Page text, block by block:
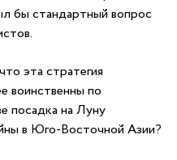
бы стандартный вопрос
эта стратегия
воинственны по
посадка на Луну
в Юго-Восточной Азии?